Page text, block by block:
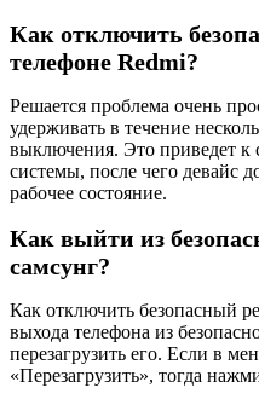
Как отключить
телефоне Redmi?
Решается проблема очень
удерживать в течение
выключения. Это приведет к
системы, после чего девайс
рабочее состояние.
Как выйти из
самсунг?
Как отключить безопасный
выхода телефона из
перезагрузить его. Если в
«Перезагрузить», тогда